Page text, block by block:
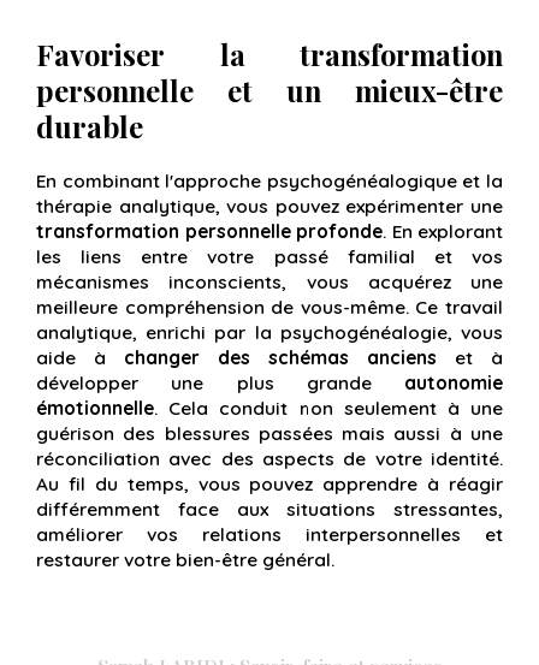
Favoriser la transformation
personnelle et un mieux-être
durable
En combinant l'approche psychogénéalogique et la
thérapie analytique, vous pouvez expérimenter une
transformation personnelle profonde. En explorant
les liens entre votre passé familial et vos
mécanismes inconscients, vous acquérez une
meilleure compréhension de vous-même. Ce travail
analytique, enrichi par la psychogénéalogie, vous
aide à changer des schémas anciens et à
développer une plus grande autonomie
émotionnelle. Cela conduit non seulement à une
guérison des blessures passées mais aussi à une
réconciliation avec des aspects de votre identité.
Au fil du temps, vous pouvez apprendre à réagir
différemment face aux situations stressantes,
améliorer vos relations interpersonnelles et
restaurer votre bien-être général.